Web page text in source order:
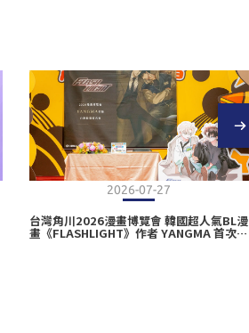
2026-07-27
台灣角川2026漫畫博覽會 韓國超人氣BL漫
畫《FLASHLIGHT》作者 YANGMA 首次來